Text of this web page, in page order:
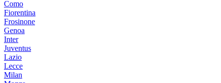
Como
Fiorentina
Frosinone
Genoa
Inter
Juventus
Lazio
Lecce
Milan